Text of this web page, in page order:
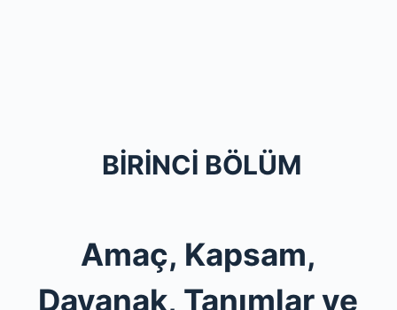
BİRİNCİ BÖLÜM
Amaç, Kapsam,
Dayanak, Tanımlar ve